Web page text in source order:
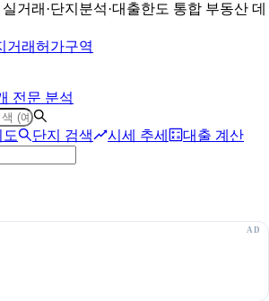
거래·단지분석·대출한도 통합 부동산 데
거래허가구역
전문 분석
도 단지 검색 시세 추세
대출 계산